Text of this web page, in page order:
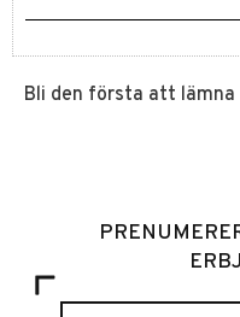
Bli den första att